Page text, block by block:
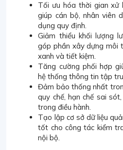
Tối ưu hóa thời gian xử
giúp cán bộ, nhân viên
dụng quy định.
Giảm thiểu khối lượng
góp phần xây dựng môi
xanh và tiết kiệm.
Tăng cường phối hợp
hệ thống thông tin tập
Đảm bảo thống nhất
quy chế, hạn chế sai
trong điều hành.
Tạo lập cơ sở dữ liệu
tốt cho công tác kiểm
nội bộ.